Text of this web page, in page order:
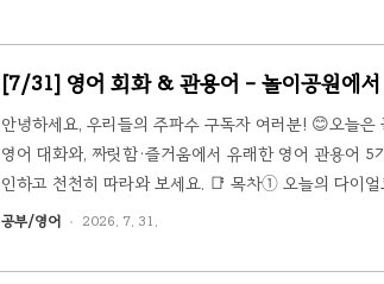
[7/31] 영어 회화 & 관용어 - 놀이공원에
안녕하세요, 우리들의 주파수 구독자 여러분! 😊오늘
영어 대화와, 짜릿함·즐거움에서 유래한 영어 관용어
인하고 천천히 따라와 보세요. 📑 목차① 오늘의 다
현 정리③ 짜릿함·즐거움에서 유래한 영어 관용어 5
거대한 롤러코스터가..
공부/영어 2026. 7. 31.